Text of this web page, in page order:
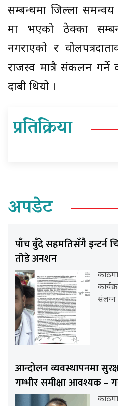
सम्बन्धमा जिल्ला
मा भएको ठेक्का
नगराएको र
राजस्व मात्रै संकलन गर्ने
दाबी थियो ।
प्रतिक्रिया
अपडेट
पाँच बुँदे सहमतिसँगै इन्टर्न
तोडे अनशन
संलग्न
आन्दोलन व्यवस्थापनमा
गम्भीर समीक्षा आवश्यक –